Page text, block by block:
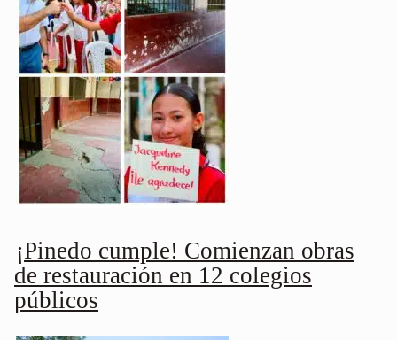
¡Pinedo cumple! Comienzan obras
de restauración en 12 colegios
públicos